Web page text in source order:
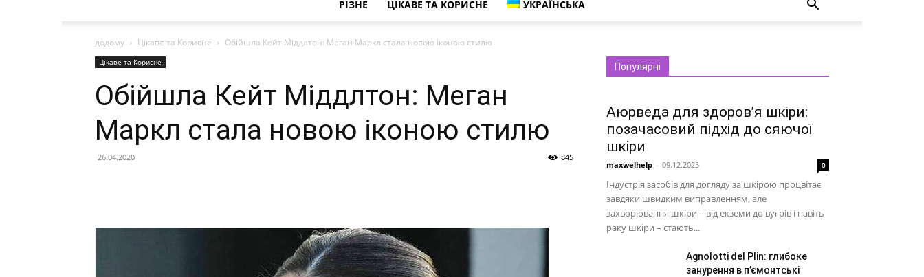
РІЗНЕ ЦІКАВЕ ТА КОРИСНЕ УКРАЇНСЬКА
додому Цікаве та Корисне Обійшла Кейт Міддлтон: Меган Маркл стала новою іконою стилю
Цікаве та Корисне
Обійшла Кейт Міддлтон: Меган
Маркл стала новою іконою стилю
26.04.2020 845
Популярні
Аюрведа для здоров’я шкіри:
позачасовий підхід до сяючої
шкіри
maxwelhelp - 09.12.2025 0
Індустрія засобів для догляду за шкірою процвітає
завдяки швидким виправленням, але
захворювання шкіри – від екземи до вугрів і навіть
раку шкіри – стають...
Agnolotti del Plin: глибоке
занурення в п’ємонтські